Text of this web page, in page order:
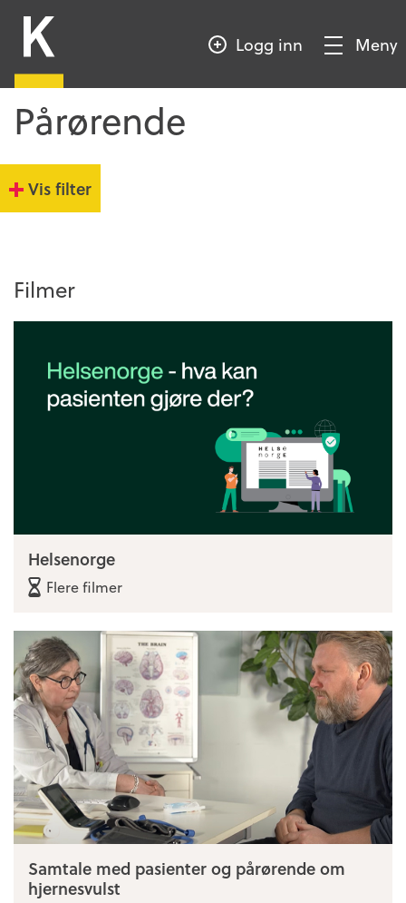
HOVEDINNHOLD
KompetansebroenLogg inn
Vis/SkjulMeny
Pårørende
Vis filter
Filmer
Helsenorge
Flere filmer
Samtale med pasienter og pårørende om
hjernesvulst